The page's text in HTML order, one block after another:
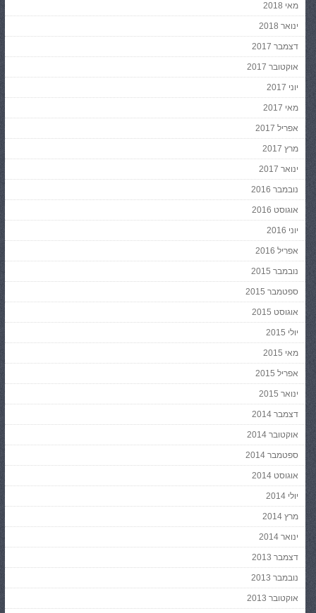
מאי 2018
ינואר 2018
דצמבר 2017
אוקטובר 2017
יוני 2017
מאי 2017
אפריל 2017
מרץ 2017
ינואר 2017
נובמבר 2016
אוגוסט 2016
יוני 2016
אפריל 2016
נובמבר 2015
ספטמבר 2015
אוגוסט 2015
יולי 2015
מאי 2015
אפריל 2015
ינואר 2015
דצמבר 2014
אוקטובר 2014
ספטמבר 2014
אוגוסט 2014
יולי 2014
מרץ 2014
ינואר 2014
דצמבר 2013
נובמבר 2013
אוקטובר 2013